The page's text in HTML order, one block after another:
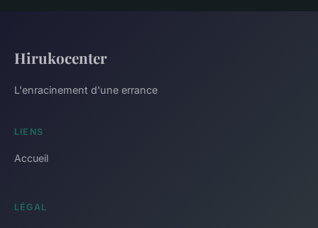
Hirukocenter
L'enracinement d'une errance
LIENS
Accueil
LÉGAL